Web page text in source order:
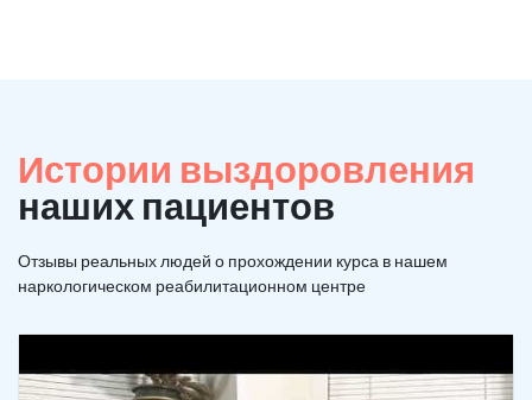
Истории выздоровления
наших пациентов
Отзывы реальных людей о прохождении курса в нашем
наркологическом реабилитационном центре